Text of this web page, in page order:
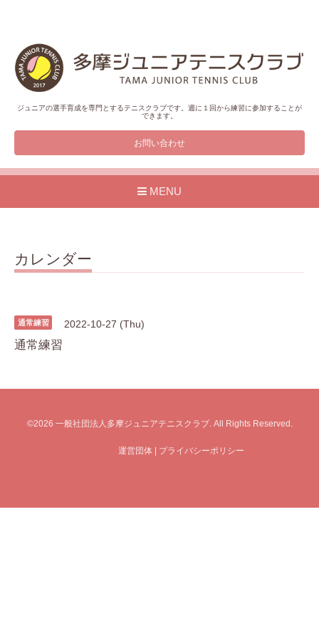
ジュニアの選手育成を専門とするテニスクラブです。週に１回から練習に参加することが
できます。
お問い合わせ
MENU
カレンダー
通常練習 2022-10-27 (Thu)
通常練習
©2026 一般社団法人多摩ジュニアテニスクラブ. All Rights Reserved.
運営団体 | プライバシーポリシー